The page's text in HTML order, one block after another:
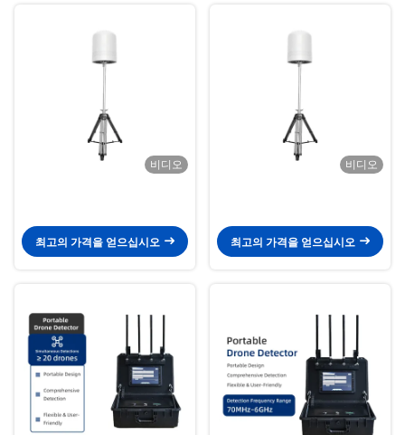
비디오
최고의 가격을 얻으십시오
비디오
최고의 가격을 얻으십시오